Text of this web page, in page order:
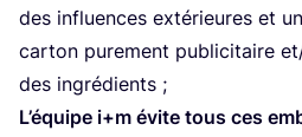
des influences exté­rieures et
car­ton pure­ment publi­ci­taire
des ingrédients ;
L’é­quipe i+m évite tous ces